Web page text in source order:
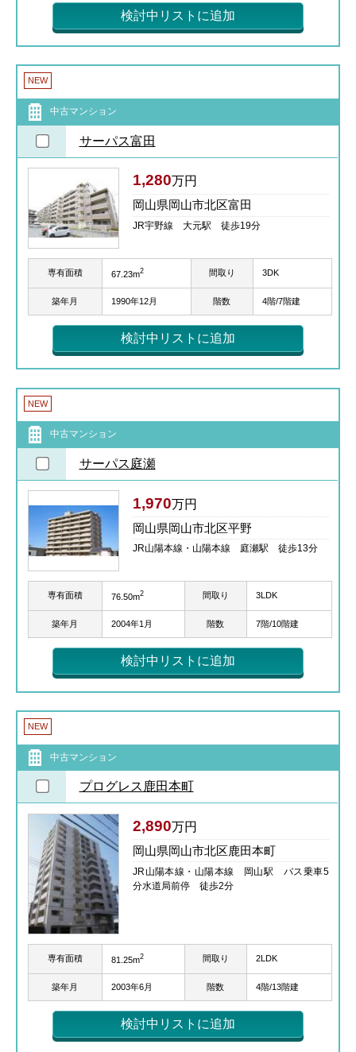
検討中リストに追加
NEW
中古マンション
サーパス富田
1,280万円
岡山県岡山市北区富田
JR宇野線 大元駅 徒歩19分
専有面積 67.23m2 間取り 3DK
築年月 1990年12月 階数 4階/7階建
検討中リストに追加
NEW
中古マンション
サーパス庭瀬
1,970万円
岡山県岡山市北区平野
JR山陽本線・山陽本線 庭瀬駅 徒歩13分
専有面積 76.50m2 間取り 3LDK
築年月 2004年1月 階数 7階/10階建
検討中リストに追加
NEW
中古マンション
プログレス鹿田本町
2,890万円
岡山県岡山市北区鹿田本町
JR山陽本線・山陽本線 岡山駅 バス乗車5
分水道局前停 徒歩2分
専有面積 81.25m2 間取り 2LDK
築年月 2003年6月 階数 4階/13階建
検討中リストに追加